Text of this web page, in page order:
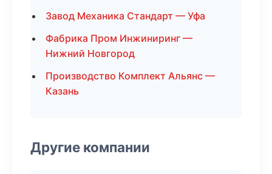
Завод Механика Стандарт — Уфа
Фабрика Пром Инжиниринг —
Нижний Новгород
Производство Комплект Альянс —
Казань
Другие компании